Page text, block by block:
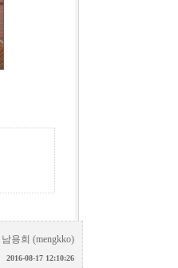
남용희 (mengkko)
2016-08-17 12:10:26